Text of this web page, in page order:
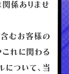
係ありませ
むお客様の
れに関わる
について、当